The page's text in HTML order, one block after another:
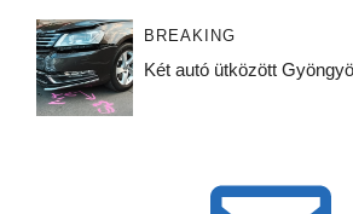
BREAKING
Két autó ütközött